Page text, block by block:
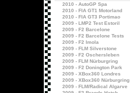
2010 - AutoGP Spa
2010 - FIA GT1 Motorland
2010 - FIA GT3 Portimao
2009 - LMP2 Test Estoril
2009 - F2 Barcelone
2009 - F2 Barcelone Tests
2009 - F2 Imola
2009 - FLM Silverstone
2009 - F2 Oschersleben
2009 - FLM Nürburgring
2009 - F2 Donington Park
2009 - XBox360 Londres
2009 - XBox360 Nürburgring
2009 - FLM/Radical Algarve